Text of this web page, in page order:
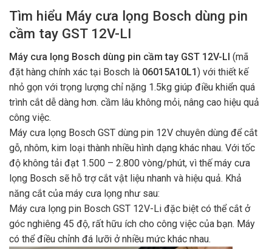
Tìm hiểu Máy cưa lọng Bosch dùng pin
cầm tay GST 12V-LI
Máy cưa lọng Bosch dùng pin cầm tay GST 12V-LI (mã
đặt hàng chính xác tại Bosch là 06015A10L1) với thiết kế
nhỏ gọn với trọng lượng chỉ nặng 1.5kg giúp điều khiển quá
trình cắt dễ dàng hơn. cầm lâu không mỏi, nâng cao hiệu quả
công việc.
Máy cưa lọng Bosch GST dùng pin 12V chuyên dùng để cắt
gỗ, nhôm, kim loại thành nhiều hình dạng khác nhau. Với tốc
độ không tải đạt 1.500 – 2.800 vòng/phút, vì thế máy cưa
lọng Bosch sẽ hỗ trợ cắt vật liệu nhanh và hiệu quả. Khả
năng cắt của máy cưa lọng như sau:
Máy cưa lọng pin Bosch GST 12V-Li đặc biệt có thể cắt ở
góc nghiêng 45 độ, rất hữu ích cho công việc của bạn. Máy
có thể điều chỉnh đá lưỡi ở nhiều mức khác nhau.